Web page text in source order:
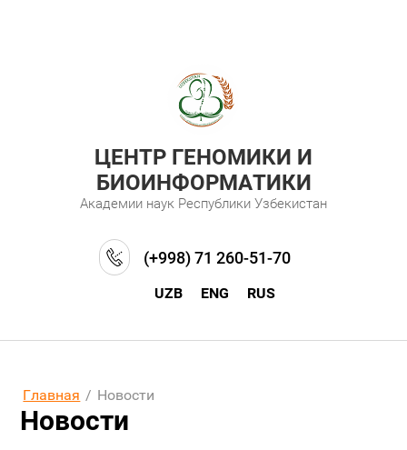
ЦЕНТР ГЕНОМИКИ И
БИОИНФОРМАТИКИ
Академии наук Республики Узбекистан
(+998) 71 260-51-70
UZB ENG RUS
Главная / Новости
Новости